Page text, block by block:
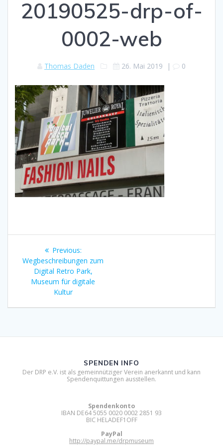
20190525-drp-of-
0002-web
Thomas Daden 26. Mai 2019 | 0
Beitragsnavigation
Previous:Previous
post:
Wegbeschreibungen zum
Digital Retro Park,
Museum für digitale
Kultur
SPENDEN INFO
Der DRP e.V. ist als gemeinnütziger Verein anerkannt und kann
Spendenquittungen ausstellen.
Spendenkonto
IBAN DE64 5055 0020 0002 2851 93
BIC HELADEF1OFF
PayPal
http://paypal.me/drpmuseum